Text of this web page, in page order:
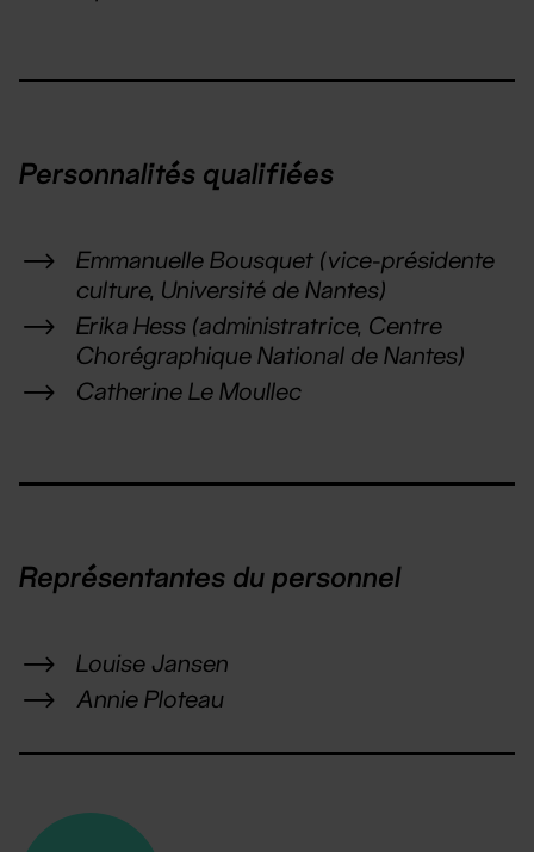
Personnalités qualifiées
Emmanuelle Bousquet (vice-présidente
culture, Université de Nantes)
Erika Hess (administratrice, Centre
Chorégraphique National de Nantes)
Catherine Le Moullec
Représentantes du personnel
Louise Jansen
Annie Ploteau